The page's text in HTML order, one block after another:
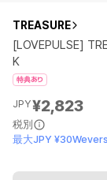
TREASURE
[LOVEPULSE]
K
特典あり
JPY¥2,823
税別
最大JPY